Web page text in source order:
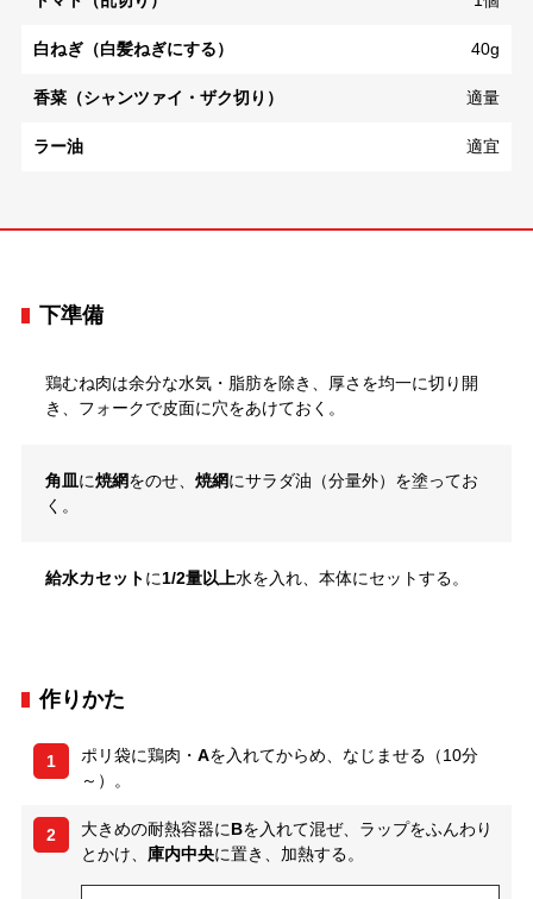
白ねぎ（白髪ねぎにする） 40g
香菜（シャンツァイ・ザク切り） 適量
ラー油 適宜
下準備
鶏むね肉は余分な水気・脂肪を除き、厚さを均一に切り開
き、フォークで皮面に穴をあけておく。
角皿に焼網をのせ、 焼網にサラダ油（分量外）を塗ってお
く。
給水カセットに1/2量以上水を入れ、本体にセットする。
作りかた
1 ポリ袋に鶏肉・ Aを入れてからめ、なじませる（10分
～）。
2 大きめの耐熱容器にBを入れて混ぜ、ラップをふんわり
とかけ、 庫内中央に置き、加熱する。